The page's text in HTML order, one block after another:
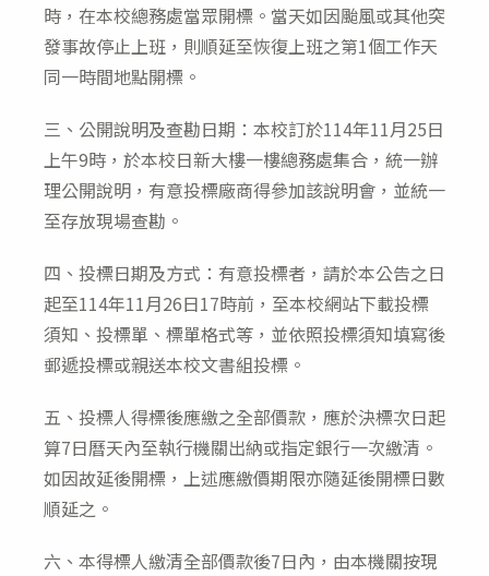
時，在本校總務處當眾開標。當天如因颱風或其他突
發事故停止上班，則順延至恢復上班之第1個工作天
同一時間地點開標。
三、公開說明及查勘日期：本校訂於114年11月25日
上午9時，於本校日新大樓一樓總務處集合，統一辦
理公開說明，有意投標廠商得參加該說明會，並統一
至存放現場查勘。
四、投標日期及方式：有意投標者，請於本公告之日
起至114年11月26日17時前，至本校網站下載投標
須知、投標單、標單格式等，並依照投標須知填寫後
郵遞投標或親送本校文書組投標。
五、投標人得標後應繳之全部價款，應於決標次日起
算7日曆天內至執行機關出納或指定銀行一次繳清。
如因故延後開標，上述應繳價期限亦隨延後開標日數
順延之。
六、本得標人繳清全部價款後7日內，由本機關按現